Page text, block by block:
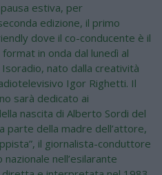
estiva, per
edizione, il primo
dove il co-conducente è il
in onda dal lunedì al
nato dalla creatività
Igor Righetti. Il
sarà dedicato ai
nascita di Alberto Sordi del
parte della madre dell’attore,
il giornalista-conduttore
nell’esilarante